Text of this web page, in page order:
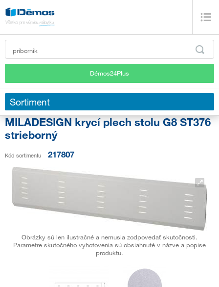
Démos24Plus
Sortiment
MILADESIGN krycí plech stolu G8 ST376
strieborný
Kód sortimentu 217807
Obrázky sú len ilustračné a nemusia zodpovedať skutočnosti.
Parametre skutočného vyhotovenia sú obsiahnuté v názve a popise
produktu.